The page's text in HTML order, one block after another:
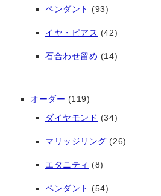
ペンダント (93)
イヤ・ピアス (42)
石合わせ留め (14)
オーダー (119)
ダイヤモンド (34)
マリッジリング (26)
エタニティ (8)
ペンダント (54)